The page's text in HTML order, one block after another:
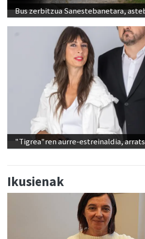
Bus zerbitzua Sanestebanetara,
"Tigrea"ren aurre-estreinaldia,
Ikusienak